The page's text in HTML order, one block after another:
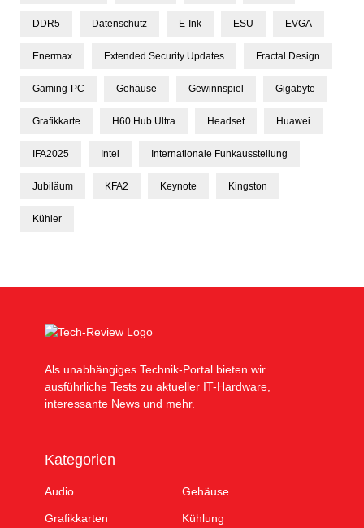
DDR5 Datenschutz E-Ink ESU EVGA
Enermax Extended Security Updates Fractal Design
Gaming-PC Gehäuse Gewinnspiel Gigabyte
Grafikkarte H60 Hub Ultra Headset Huawei
IFA2025 Intel Internationale Funkausstellung
Jubiläum KFA2 Keynote Kingston
Kühler
Als unabhängiges Technik-Portal bieten wir
ausführliche Tests zu aktueller IT-Hardware,
interessante News und mehr.
Kategorien
Audio Gehäuse
Grafikkarten Kühlung